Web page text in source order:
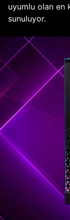
uyumlu olan en
sunuluyor.